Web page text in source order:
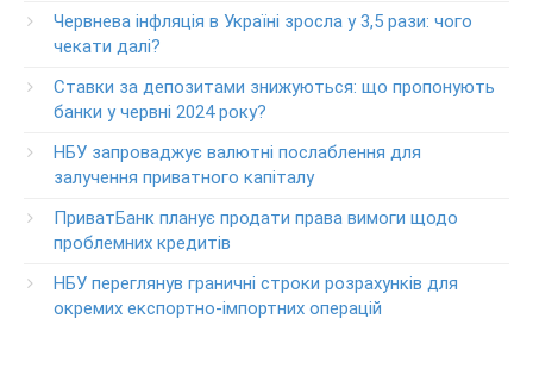
+38-056-716-12-12
+38-073-900-00-02
Круглосуточный телефон поддержки владельцев карт
класса GOLD
Круглосуточный телефон поддержки обслуживания
0-800-500-030
0-800-500-804
Червнева інфляція в Україні зросла у 3,5 рази: чого
чекати далі?
Ставки за депозитами знижуються: що пропонують
банки у червні 2024 року?
НБУ запроваджує валютні послаблення для
залучення приватного капіталу
ПриватБанк планує продати права вимоги щодо
проблемних кредитів
НБУ переглянув граничні строки розрахунків для
окремих експортно-імпортних операцій